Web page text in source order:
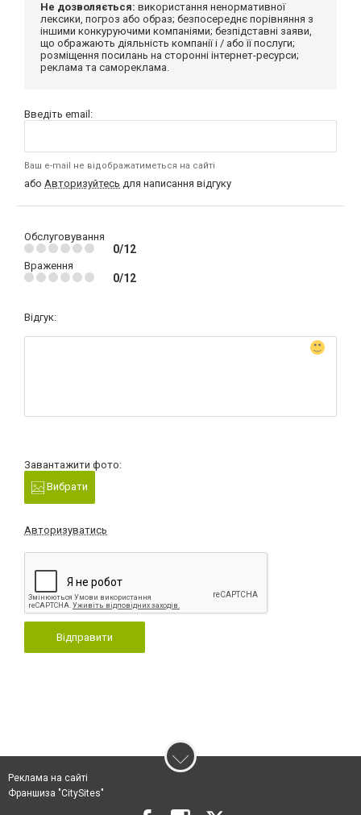
Не дозволяється: використання ненормативної
лексики, погроз або образ; безпосереднє порівняння з
іншими конкуруючими компаніями; безпідставні заяви,
що ображають діяльність компанії і / або її послуги;
розміщення посилань на сторонні інтернет-ресурси;
реклама та самореклама.
Введіть email:
Ваш e-mail не відображатиметься на сайті
або Авторизуйтесь для написання відгуку
Обслуговування
0/12
Враження
0/12
Відгук:
Завантажити фото:
Вибрати
Авторизуватись
Відправити
Реклама на сайті
Франшиза "CitySites"